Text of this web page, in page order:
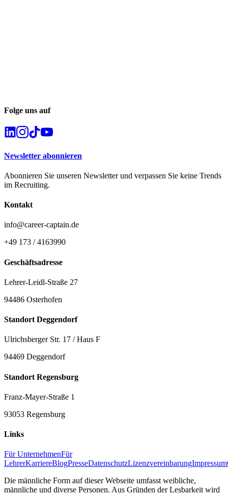
Folge uns auf
Newsletter abonnieren
Abonnieren Sie unseren Newsletter und verpassen Sie keine Trends
im Recruiting.
Kontakt
info@career-captain.de
+49 173 / 4163990
Geschäftsadresse
Lehrer-Leidl-Straße 27
94486 Osterhofen
Standort Deggendorf
Ulrichsberger Str. 17 / Haus F
94469 Deggendorf
Standort Regensburg
Franz-Mayer-Straße 1
93053 Regensburg
Links
Für UnternehmenFür
LehrerKarriereBlogPresseDatenschutzLizenzvereinbarungImpressum
Die männliche Form auf dieser Webseite umfasst weibliche,
männliche und diverse Personen. Aus Gründen der Lesbarkeit wird